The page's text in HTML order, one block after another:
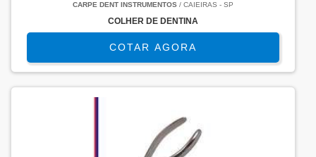
CARPE DENT INSTRUMENTOS / CAIEIRAS - SP
COLHER DE DENTINA
COTAR AGORA